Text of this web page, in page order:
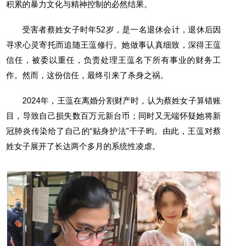
积累的暴力文化与精神控制的必然结果。
受害者蔡姓女子时年52岁，是一名退休会计，退休后因
寻求心灵寄托而追随王蕰修行。她做事认真细致，深得王蕰
信任，被委以重任，负责处理王蕰名下所有事业的财务工
作。然而，这份信任，最终引来了杀身之祸。
2024年，王蕰在离婚分割财产时，认为蔡姓女子算错账
目，导致自己损失数百万元新台币；同时又无端怀疑她将新
冠肺炎传染给了自己的“贴身护法”干子昀。由此，王蕰对蔡
姓女子展开了长达两个多月的系统性凌虐。